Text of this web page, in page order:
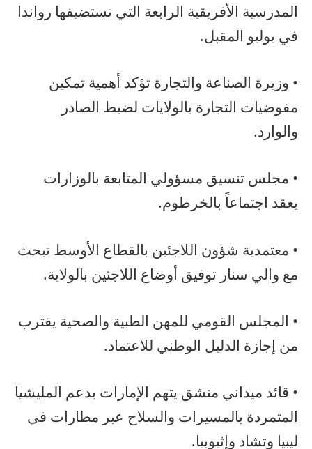
المدرسية الأفريقية الرابعة التي تستضيفها رواندا
في يوليو المقبل.
• وزيرة الصناعة والتجارة تؤكد أهمية تمكين
مفوضيات التجارة بالولايات لضبط الصادر
والوارد.
• مجلس تنسيق مسؤولي المتابعة بالوزارات
يعقد اجتماعاً بالخرطوم.
• معتمدية شؤون اللاجئين بالقطاع الأوسط تبحث
مع والي سنار توفيق أوضاع اللاجئين بالولاية.
• المجلس القومي للمهن الطبية والصحية يقترب
من إجازة الدليل الوطني للاعتماد.
• قائد ميداني منشق يتهم الإمارات بدعم المليشيا
المتمردة بالمسيرات والسلاح عبر مطارات في
ليبيا وتشاد وإثيوبيا.